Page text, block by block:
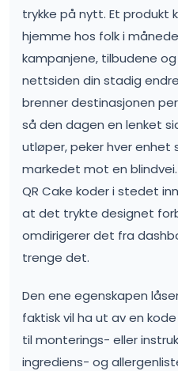
trykke på nytt. Et produkt
hjemme hos folk i
kampanjene, tilbudene
nettsiden din stadig
brenner destinasjonen
så den dagen en lenket
utløper, peker hver enhet
markedet mot en
QR Cake koder i stedet
at det trykte designet
omdirigerer det fra
trenge det.
Den ene egenskapen
faktisk vil ha ut av en
til monterings- eller
ingrediens- og